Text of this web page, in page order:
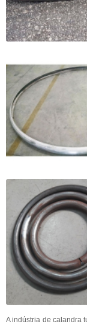
A indústria de calandra